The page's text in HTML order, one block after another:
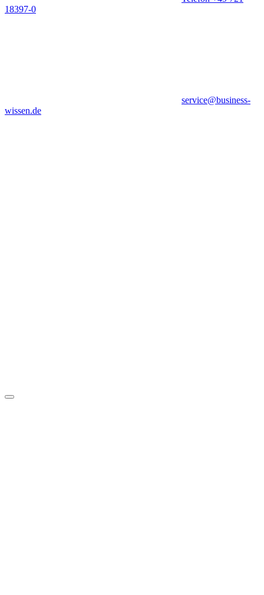
18397-0
service@business-
wissen.de